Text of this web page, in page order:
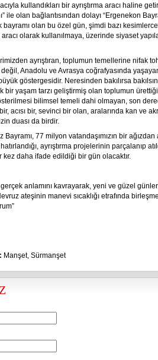
kullandıkları bir ayrıştırma aracı haline
ile olan bağlantısından dolayı “Ergenekon
olan bu özel gün, şimdi bazı
aracı olarak kullanılmaya, üzerinde siyaset
ayrıştıran, toplumun temellerine nifak
Anadolu ve Avrasya coğrafyasında
göstergesidir. Neresinden bakılırsa
bir yaşam tarzı geliştirmiş olan toplumun
bilimsel temeli dahi olmayan, son
acısı bir, sevinci bir olan, aralarında kan ve
duası da birdir.
Bayramı, 77 milyon vatandaşımızın bir
ayrıştırma projelerinin parçalanıp
kez daha ifade edildiği bir gün olacaktır.
gerçek anlamını kavrayarak, yeni ve güzel
ateşinin manevi sıcaklığı etrafında
Manşet, Sürmanşet